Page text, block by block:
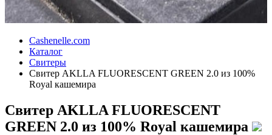
Cashenelle.com
Каталог
Свитеры
Свитер AKLLA FLUORESCENT GREEN 2.0 из 100%
Royal кашемира
Свитер AKLLA FLUORESCENT
GREEN 2.0 из 100% Royal кашемира